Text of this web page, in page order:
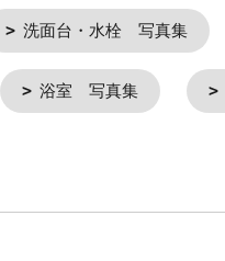
洗面台・水栓 写真集
浴室 写真集